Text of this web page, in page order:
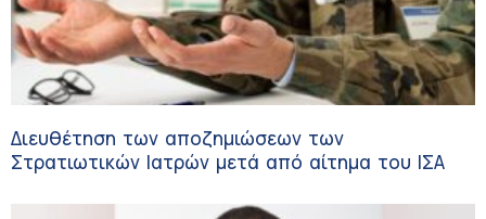
Διευθέτηση των αποζημιώσεων των
Στρατιωτικών Ιατρών μετά από αίτημα του ΙΣΑ